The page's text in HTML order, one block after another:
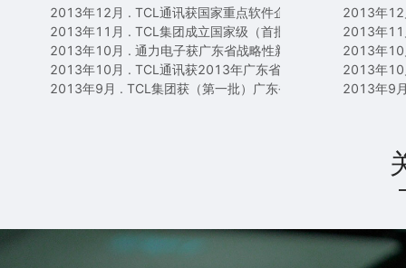
2013年12月 . TCL通讯获国家重点软件企业称号
2013年11月 . TCL集团成立国家级（首批）工业设计中心
2013年10月 . 通力电子获广东省战略性新兴产业骨干和培育企
2013年10月 . TCL通讯获2013年广东省战略性新兴产业骨干
2013年9月 . TCL集团获（第一批）广东省重点支持大型骨干
2013年12
2013年11
2013年10
2013年10
2013年9